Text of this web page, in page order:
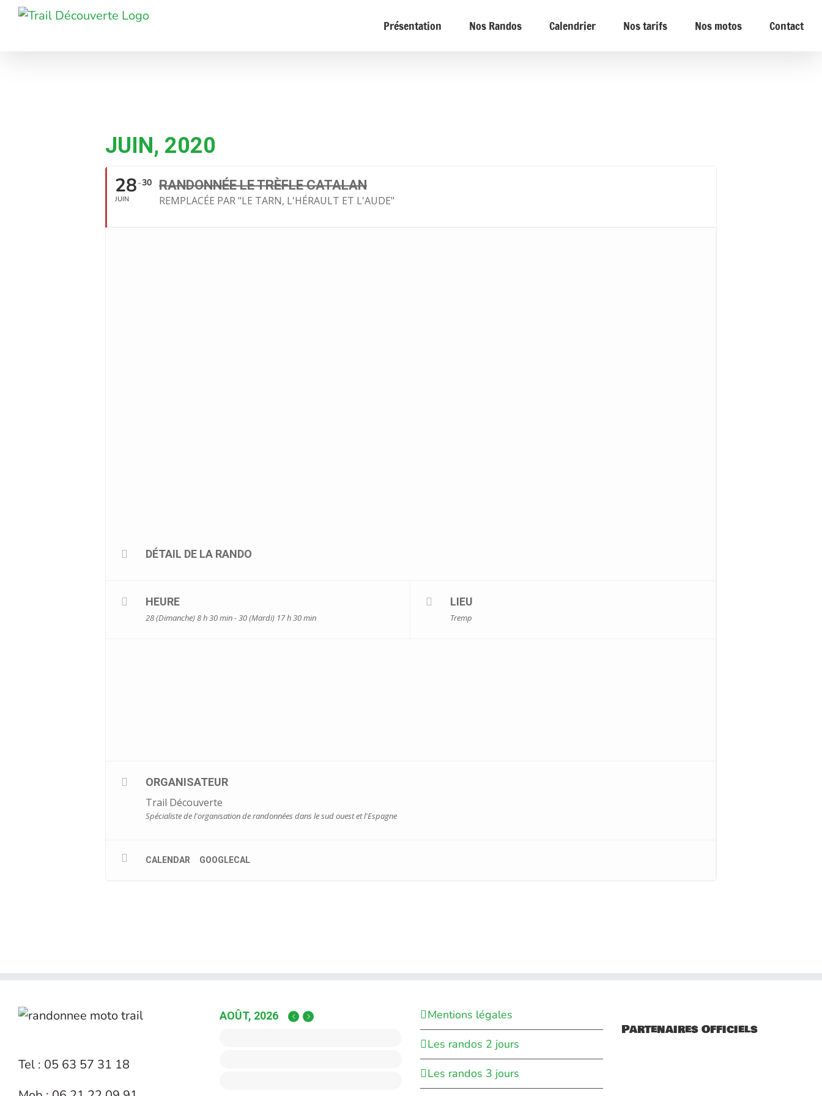
Passer
Présentation Nos Randos Calendrier Nos tarifs Nos motos Contact
JUIN, 2020
28
JUIN
30 RANDONNÉE LE TRÈFLE CATALAN
REMPLACÉE PAR "LE TARN, L'HÉRAULT ET L'AUDE"
DÉTAIL DE LA RANDO
HEURE
28 (Dimanche) 8 h 30 min - 30 (Mardi) 17 h 30 min
LIEU
Tremp
ORGANISATEUR
Trail Découverte
Spécialiste de l'organisation de randonnées dans le sud ouest et l'Espagne
CALENDAR GOOGLECAL
Tel : 05 63 57 31 18
AOÛT, 2026
Mentions légales
Les randos 2 jours
Les randos 3 jours
Partenaires Officiels